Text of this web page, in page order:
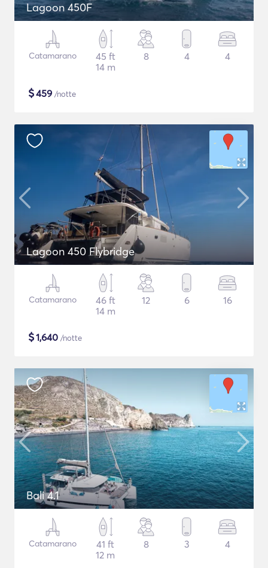
Lagoon 450F
Catamarano
45 ft
14 m
8 4 4
$459 /notte
Lagoon 450 Flybridge
Catamarano
46 ft
14 m
12 6 16
$1,640 /notte
Bali 4.1
Catamarano
41 ft
12 m
8 3 4